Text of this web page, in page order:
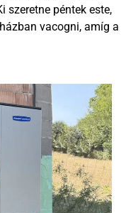
szeretne péntek este,
vacogni, amíg a